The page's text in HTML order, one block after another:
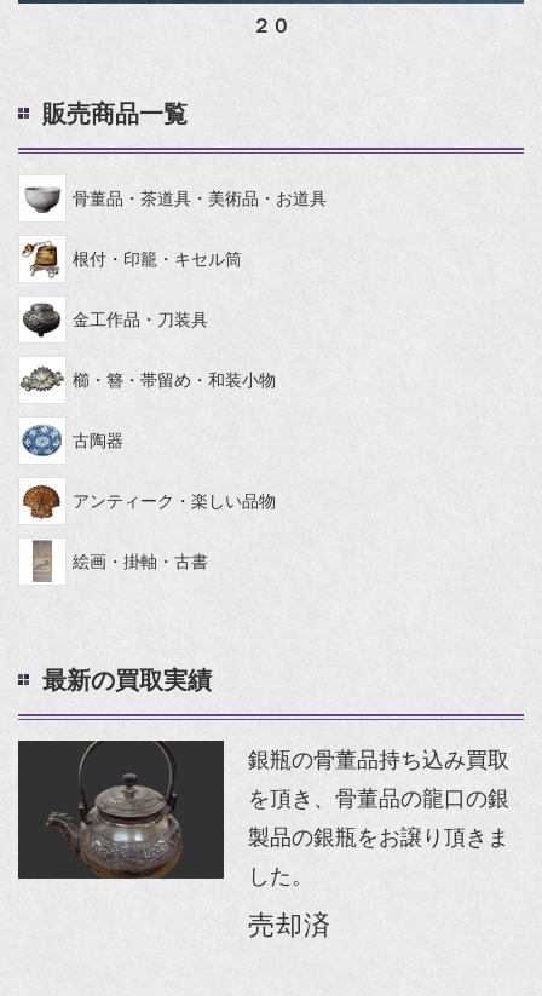
２０
販売商品一覧
骨董品・茶道具・美術品・お道具
根付・印籠・キセル筒
金工作品・刀装具
櫛・簪・帯留め・和装小物
古陶器
アンティーク・楽しい品物
絵画・掛軸・古書
最新の買取実績
銀瓶の骨董品持ち込み買取
を頂き、骨董品の龍口の銀
製品の銀瓶をお譲り頂きま
した。
売却済